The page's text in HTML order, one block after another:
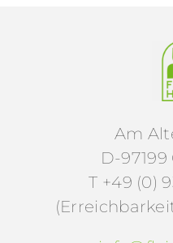
Am
D-
T +49 (0)